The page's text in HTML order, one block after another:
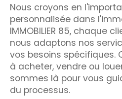
Nous croyons en
personnalisée dans
IMMOBILIER 85, chaque
nous adaptons nos
vos besoins spécifiques.
à acheter, vendre ou
sommes là pour vous
du processus.